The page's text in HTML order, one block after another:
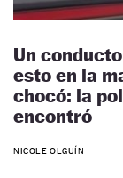
Un
esto en la
chocó: la
encontró
NICOLE OLGUÍN